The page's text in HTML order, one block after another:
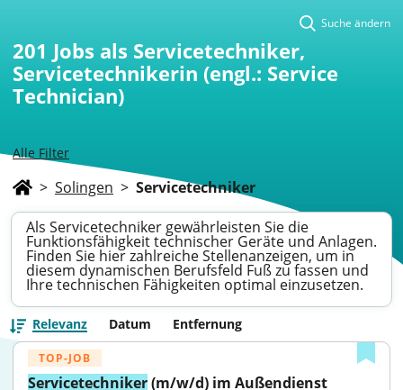
Alle Filter
Suche ändern
201 Jobs als Servicetechniker,
Servicetechnikerin (engl.: Service
Technician)
> Solingen > Servicetechniker
Als Servicetechniker gewährleisten Sie die
Funktionsfähigkeit technischer Geräte und Anlagen.
Finden Sie hier zahlreiche Stellenanzeigen, um in
diesem dynamischen Berufsfeld Fuß zu fassen und
Ihre technischen Fähigkeiten optimal einzusetzen.
Relevanz Datum Entfernung
TOP-JOB
Servicetechniker (m/w/d) im Außendienst